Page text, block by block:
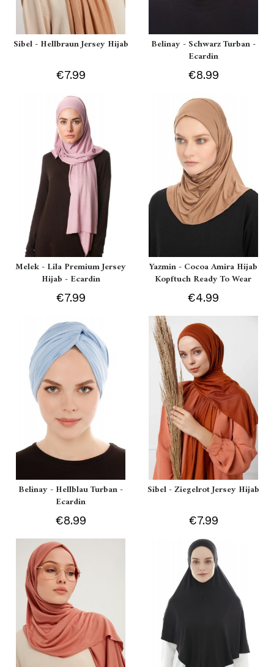
Sibel - Hellbraun Jersey Hijab
€7.99
Belinay - Schwarz Turban -
Ecardin
€8.99
Melek - Lila Premium Jersey
Hijab - Ecardin
€7.99
Yazmin - Cocoa Amira Hijab
Kopftuch Ready To Wear
€4.99
Belinay - Hellblau Turban -
Ecardin
€8.99
Sibel - Ziegelrot Jersey Hijab
€7.99